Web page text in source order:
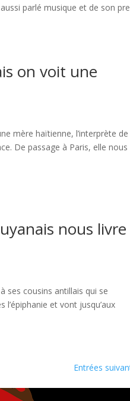
parlé musique et de son
on voit une
mère haïtienne, l’interprète de
De passage à Paris, elle nous
nous livre
ses cousins antillais qui se
et vont jusqu’aux
Entrées